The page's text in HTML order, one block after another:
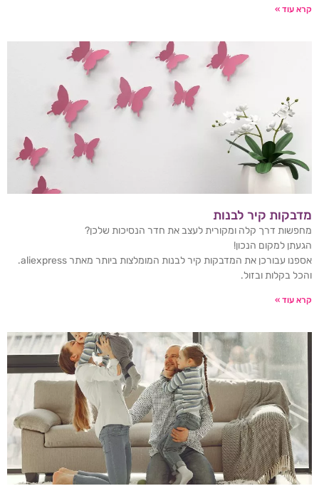
קרא עוד »
מדבקות קיר לבנות
מחפשות דרך קלה ומקורית לעצב את חדר הנסיכות שלכן?
הגעתן למקום הנכון!
אספנו עבורכן את המדבקות קיר לבנות המומלצות ביותר מאתר aliexpress.
והכל בקלות ובזול.
קרא עוד »